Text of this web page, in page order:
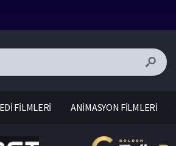
FİLMLERİ ANİMASYON FİLMLERİ